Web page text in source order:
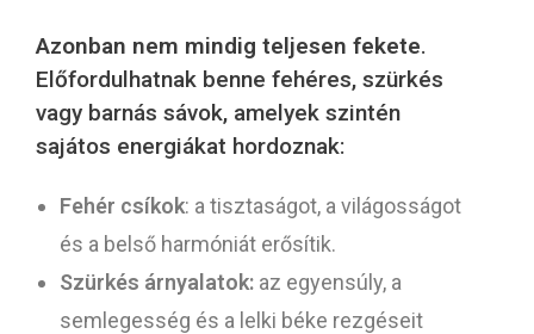
Azonban nem mindig teljesen fekete.
Előfordulhatnak benne fehéres, szürkés
vagy barnás sávok, amelyek szintén
sajátos energiákat hordoznak:
Fehér csíkok: a tisztaságot, a világosságot
és a belső harmóniát erősítik.
Szürkés árnyalatok: az egyensúly, a
semlegesség és a lelki béke rezgéseit